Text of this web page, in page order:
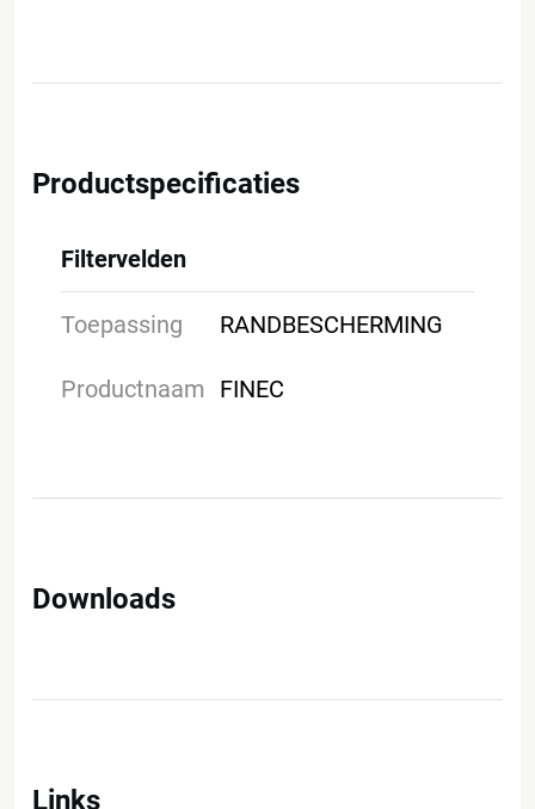
Productspecificaties
Filtervelden
Toepassing RANDBESCHERMING
Productnaam FINEC
Downloads
Links